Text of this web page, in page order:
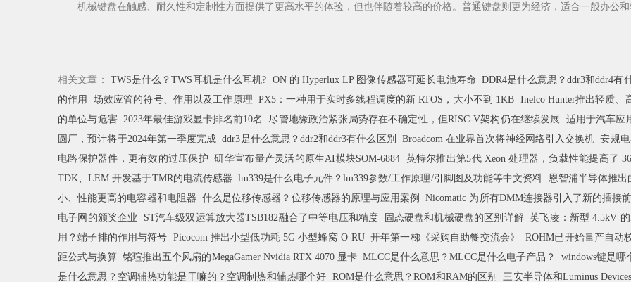
机械键盘在触感、耐久性和定制性方面提供了更高水平的体验，但也伴随着较高的价格。普通键盘则更为经济，适合一般办公和
相关文章： TWS是什么？TWS耳机是什么耳机? ON 的 Hyperlux LP 图像传感器可延长电池寿命 DDR4是什么意思？ddr3和ddr4有
的作用
场效应管的符号、作用以及工作原理 PX5：一种用于实时多线程调度的新 RTOS，大小不到 1KB Inelco Hunter推出轻质
的单位与危害
2023年最佳游戏显卡排名前10名 尽管地缘政治紧张局势存在不确定性，但RISC-V架构仍在继续发展 适用于汽车应
圆厂，预计将于2024年第一季度完成 ddr3是什么意思？ddr2和ddr3有什么区别 Broadcom 在业界首次将神经网络引入交换机 安规
电路保护器件，更有效的过压保护
研华宣布量产灵活的原生AI模块SOM-6884 英特尔推出第5代 Xeon 处理器，负载性能提高了
TDK、LEM 开发基于TMR的电流传感器
lm339是什么电子元件？lm339参数/工作原理/引脚图及功能等中文资料 恩智浦半导体推
小、性能更高的电容器和电阻器 什么是位移传感器？位移传感器的原理与应用案例 Nicomatic 为所有DMM连接器引入了新的插接
电子网的颁奖企业
ST汽车级双运算放大器TSB182融合了中等电压和精度 固态硬盘和机械硬盘的区别详解 英飞凌：新型 4.5kV
用？端子排的作用与符号 Picocom 推出小型低功耗 5G 小型蜂窝 O-RU 开年第一梯《采购自助餐交流会》 ROHM已开始量产自动
距公式与换算 铭瑄推出五个风扇的MegaGamer Nvidia RTX 4070 显卡 MLCC是什么意思？MLCC是什么电子产品？ windows键是哪
是什么意思？空调辅热功能是干嘛的？空调制热和辅热哪个好 ROM是什么意思？ROM和RAM的区别 三安半导体和Luminus